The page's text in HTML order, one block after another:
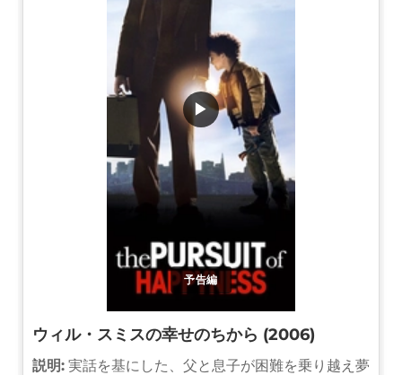
予告編
▶
ウィル・スミスの幸せのちから (2006)
説明: 実話を基にした、父と息子が困難を乗り越え夢